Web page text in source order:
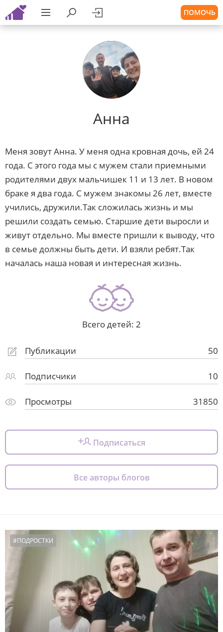
ПОМОЧЬ
Анна
Меня зовут Анна. У меня одна кровная дочь, ей 24
года. С этого года мы с мужем стали приемными
родителями двух мальчишек 11 и 13 лет. В новом
браке я два года. С мужем знакомы 26 лет, вместе
учились, дружили.Так сложилась жизнь и мы
решили создать семью. Старшие дети выросли и
живут отдельно. Мы вместе пришли к выводу, что
в семье должны быть дети. И взяли ребят.Так
началась наша новая и интересная жизнь.
Всего детей: 2
Публикации 50
Подписчики 10
Просмотры 31850
Подписаться
Все авторы блогов
#ПОДРОСТКИ